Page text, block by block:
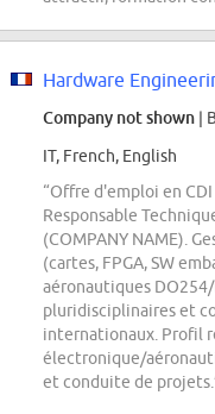
Hardware
Company not shown |
IT, French, English
“Offre d'emploi en
Responsable
(COMPANY NAME).
(cartes, FPGA, SW
aéronautiques
pluridisciplinaires et
internationaux. Profil
électronique/
et conduite de